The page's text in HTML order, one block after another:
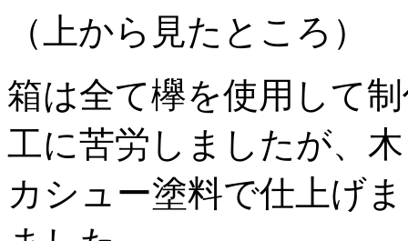
（上から見たところ）
箱は全て欅を使用して
工に苦労しましたが、
カシュー塗料で仕上げ